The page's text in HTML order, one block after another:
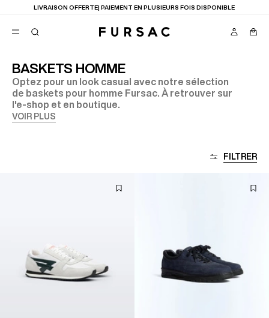
LIVRAISON OFFERTE| PAIEMENT EN PLUSIEURS FOIS DISPONIBLE
BASKETS HOMME
Optez pour un look casual avec notre sélection
de baskets pour homme Fursac. À retrouver sur
l'e-shop et en boutique.
VOIR PLUS
FILTRER
FAVORIS
COSTUMES
PANTALONS
BLOUSONS